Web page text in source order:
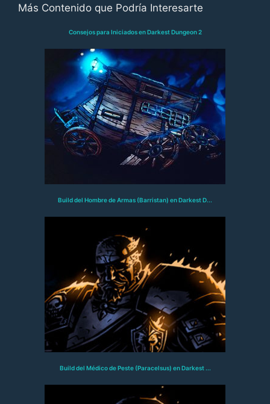
Más Contenido que Podría Interesarte
Consejos para Iniciados en Darkest Dungeon 2
Build del Hombre de Armas (Barristan) en Darkest D...
Build del Médico de Peste (Paracelsus) en Darkest ...